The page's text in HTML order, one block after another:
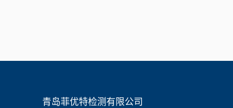
青岛菲优特检测有限公司